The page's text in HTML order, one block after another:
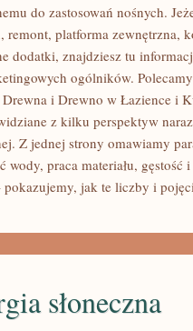
do zastosowań nośnych.
remont, platforma zewnętrzna,
dodatki, znajdziesz tu
ogólników.
i Drewno w Łazience i
z kilku perspektyw
Z jednej strony omawiamy
wody, praca materiału, gęstość
jak te liczby i
słoneczna